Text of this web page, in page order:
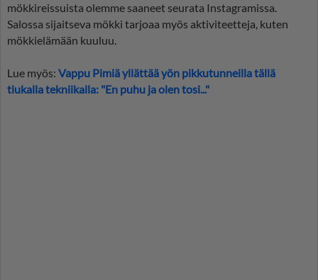
mökkireissuista olemme saaneet seurata Instagramissa.
Salossa sijaitseva mökki tarjoaa myös aktiviteetteja, kuten
mökkielämään kuuluu.
Lue myös: Vappu Pimiä yllättää yön pikkutunneilla tällä
tiukalla tekniikalla: "En puhu ja olen tosi..."